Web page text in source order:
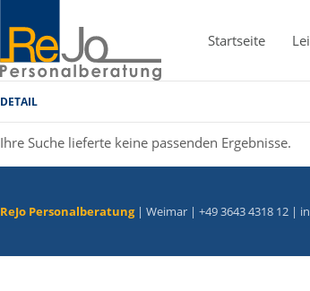
Startseite
DETAIL
Ihre Suche lieferte keine passenden Ergebnisse.
ReJo Personalberatung| Weimar | +49 3643 4318 12 |